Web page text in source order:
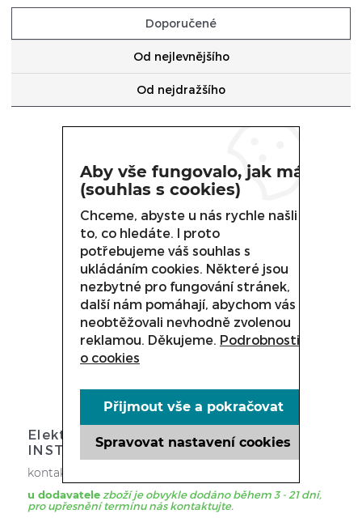
KONTAKTNÍ GRILY
VAŘIČE TĚSTOVIN
FRITÉZY
PIZZA PECE
MIKROVLNNÉ TROUBY
OHŘEVNÉ VITRÍNY A VODNÍ LÁZNĚ
VÁHY, NÁŘEZOVÉ STROJE
Doporučené
Od nejlevnějšího
Od nejdražšího
Elektrický kontaktní gril Kromet
INSTA.KON.1T
kontaktní gril samostatná zařízení
u dodavatele zboží je obvykle dodáno během 3 - 21 dní,
pro upřesnění termínu nás kontaktujte.
Aby vše fungovalo, jak má
(souhlas s cookies)
Chceme, abyste u nás rychle našli
to, co hledáte. I proto
potřebujeme váš souhlas s
ukládáním cookies. Některé jsou
nezbytné pro fungování stránek,
další nám pomáhají, abychom vás
neobtěžovali nevhodně zvolenou
reklamou. Děkujeme. Podrobnosti
o cookies
Spravovat nastavení cookies
Přijmout vše a pokračovat